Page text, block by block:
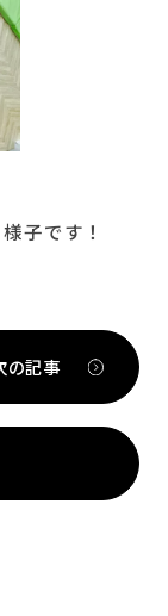
子です！
の記事